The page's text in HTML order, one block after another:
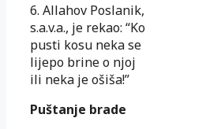
6. Allahov Poslanik,
s.a.v.a., je rekao: “Ko
pusti kosu neka se
lijepo brine o njoj
ili neka je ošiša!”
Puštanje brade